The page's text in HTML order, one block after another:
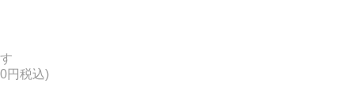
円税込)